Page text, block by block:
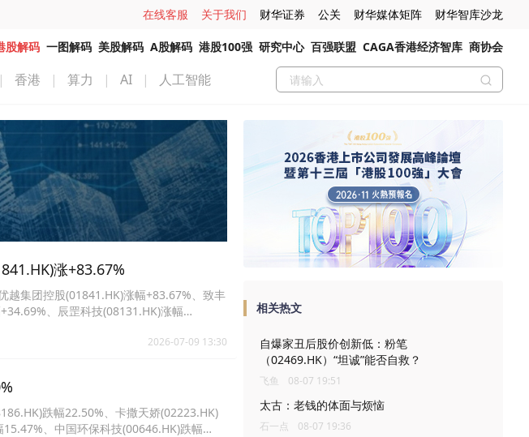
在线客服 关于我们 财华证券 公关 财华媒体矩阵 财华智库沙龙
股解码 一图解码 美股解码 A股解码 港股100强 研究中心 百强联盟 CAGA香港经济智库 商协会
| 香港 | 算力 | AI | 人工智能
涨+83.67%
越集团控股(01841.HK)涨幅+83.67%、致丰
、辰罡科技(08131.HK)涨幅
2026-07-09 13:30
跌幅22.50%、卡撒天娇(02223.HK)
、中国环保科技(00646.HK)跌幅
相关热文
自爆家丑后股价创新低：粉笔
（02469.HK）“坦诚”能否自救？
飞鱼 08-07 19:51
太古：老钱的体面与烦恼
石一点 08-07 19:36